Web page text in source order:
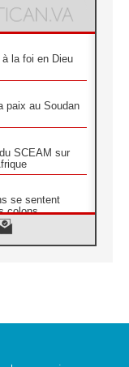
la foi en Dieu
paix au Soudan
SCEAM sur
se sentent
colons
Dame du